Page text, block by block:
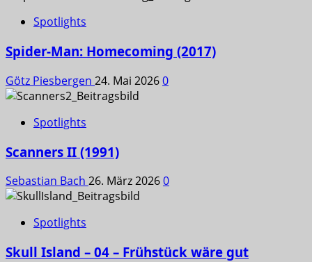
Spotlights
Spider-Man: Homecoming (2017)
Götz Piesbergen 24. Mai 20260
Spotlights
Scanners II (1991)
Sebastian Bach 26. März 20260
Spotlights
Skull Island – 04 – Frühstück wäre gut